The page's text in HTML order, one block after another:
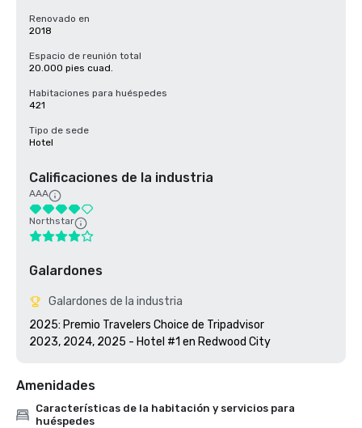
Renovado en
2018
Espacio de reunión total
20.000 pies cuad.
Habitaciones para huéspedes
421
Tipo de sede
Hotel
Calificaciones de la industria
AAA
Northstar
Galardones
Galardones de la industria
2025: Premio Travelers Choice de Tripadvisor
2023, 2024, 2025 - Hotel #1 en Redwood City
Amenidades
Características de la habitación y servicios para
huéspedes